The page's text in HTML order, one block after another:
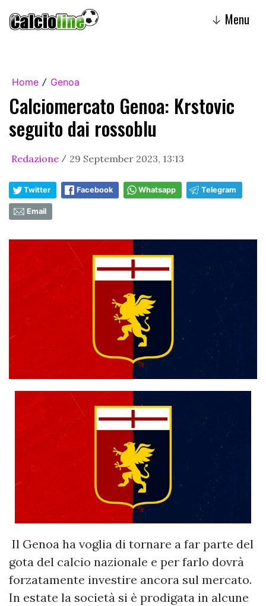
↓ Menu
Home / Genoa
Calciomercato Genoa: Krstovic
seguito dai rossoblu
Redazione / 29 September 2023, 13:13
Twitter Facebook Whatsapp Telegram
Email
Il Genoa ha voglia di tornare a far parte del
gota del calcio nazionale e per farlo dovrà
forzatamente investire ancora sul mercato.
In estate la società si è prodigata in alcune